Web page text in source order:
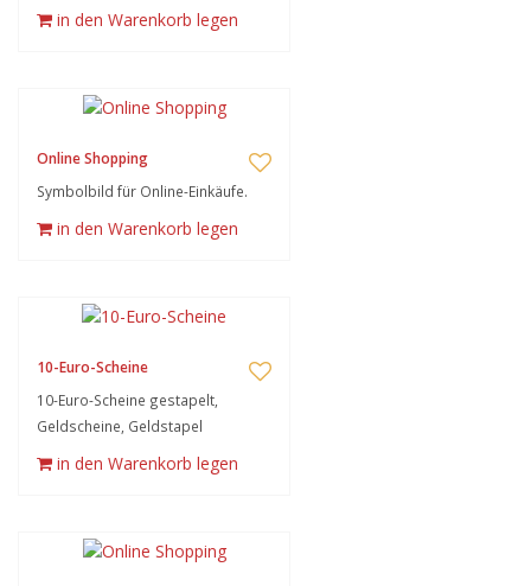
in den Warenkorb legen
Online Shopping
Symbolbild für Online-Einkäufe.
in den Warenkorb legen
10-Euro-Scheine
10-Euro-Scheine gestapelt,
Geldscheine, Geldstapel
in den Warenkorb legen